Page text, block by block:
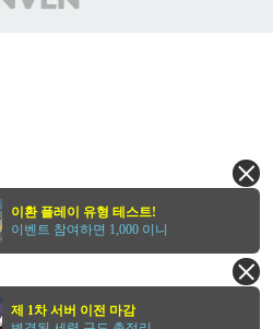
인
이환 플레이 유형 테스트!
이벤트 참여하면 1,000 이니
제 1차 서버 이전 마감